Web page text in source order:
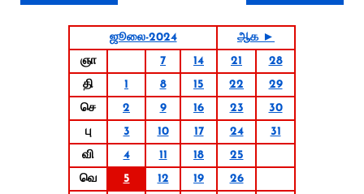
ஜூலை-2024
ஆக ►
ஞா
7 14 21
28
தி
1 8 15 22
29
செ
2 9 16 23
30
பு
3 10 17 24
31
வி
4 11 18
25
வெ
5 12 19
26